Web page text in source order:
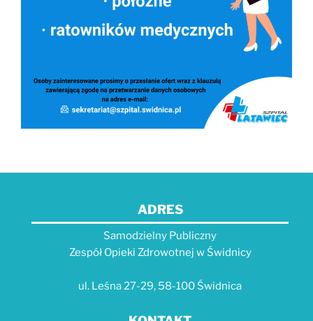
ADRES
Samodzielny Publiczny
Zespół Opieki Zdrowotnej w Świdnicy
ul. Leśna 27-29, 58-100 Świdnica